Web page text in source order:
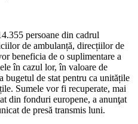
persoane din cadrul
de ambulanță, direcțiilor de
beneficia de o suplimentare a
în cazul lor, în valoare de
de stat pentru ca unitățile
Sumele vor fi recuperate, mai
din fonduri europene, a anunţat
de presă transmis luni.